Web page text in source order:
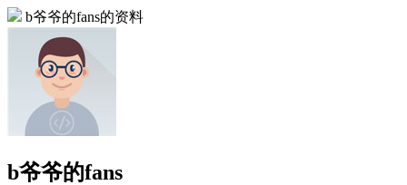
b爷爷的fans的资料
b爷爷的fans